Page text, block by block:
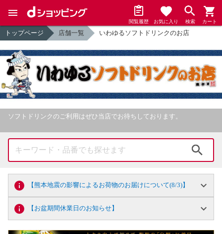
閲覧履歴 お気に入り 検索 カート
トップページ 店舗一覧 いわゆるソフトドリンクのお店
ソフトドリンクのご利用はぜひ当店でお待ちしております。
【熊本地震の影響によるお荷物のお届けについて(8/3)】
【お盆期間休業日のお知らせ】